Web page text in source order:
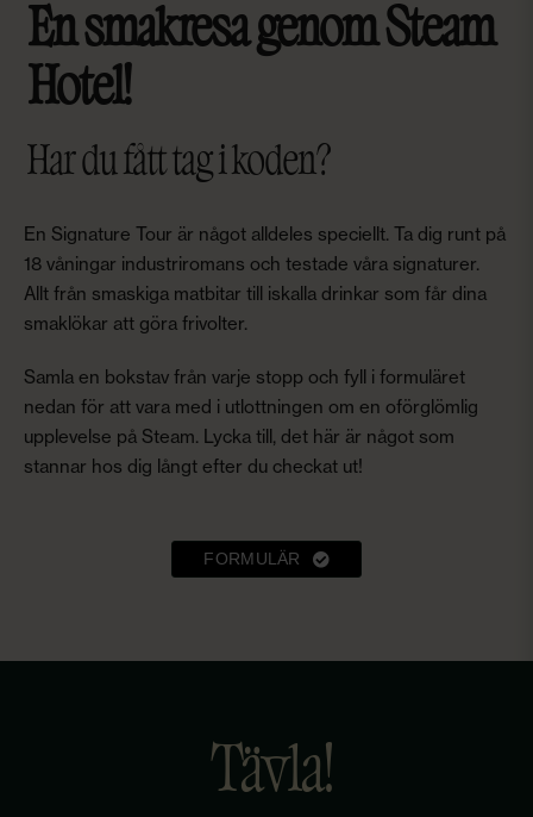
En smakresa genom Steam
Hotel!
Har du fått tag i koden?
En Signature Tour är något alldeles speciellt. Ta dig runt på
18 våningar industriromans och testade våra signaturer.
Allt från smaskiga matbitar till iskalla drinkar som får dina
smaklökar att göra frivolter.
Samla en bokstav från varje stopp och fyll i formuläret
nedan för att vara med i utlottningen om en oförglömlig
upplevelse på Steam. Lycka till, det här är något som
stannar hos dig långt efter du checkat ut!
FORMULÄR
Tävla!